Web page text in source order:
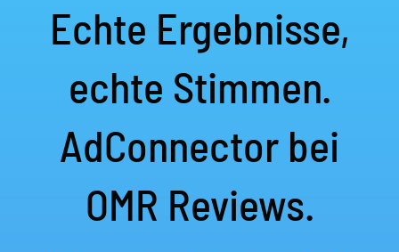
Echte Ergebnisse,
echte Stimmen.
AdConnector bei
OMR Reviews.